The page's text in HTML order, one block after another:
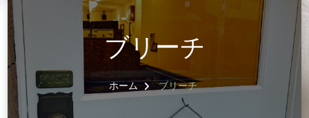
ブリーチ
ホーム ブリーチ